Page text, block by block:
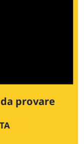
provare